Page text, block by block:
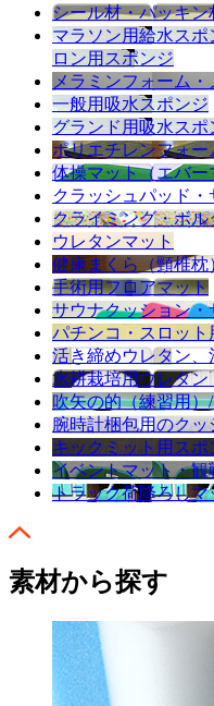
シール材・パッキン
マラソン用給水ス
ロン用スポンジ
メラミンフォーム
一般用吸水スポンジ
グランド用吸水スポ
ポリエチレンフォ
体操マット（エバ
クラッシュパッド
クライミング・ボ
ウレタンマット
健康まくら（頸椎枕
手術用フロアマット
サウナクッション・
パチンコ・スロット
活き締めウレタン
水耕栽培用ウレタン
吹矢の的（練習用
腕時計梱包用のク
キックミット用ス
イベントマット・
トラック荷降ろし
素材から探す